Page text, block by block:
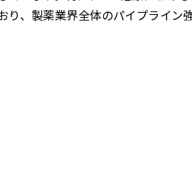
、製薬業界全体のパイプライン